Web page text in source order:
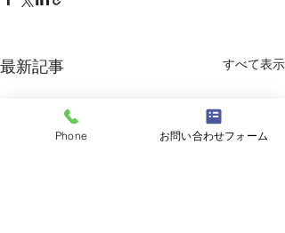
最新記事 すべて表示
Phone お問い合わせフォーム